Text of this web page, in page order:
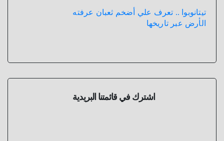
تيتانوبوا .. تعرف علي أضخم ثعبان عرفته
الأرض عبر تاريخها
اشترك في قائمتنا البريدية